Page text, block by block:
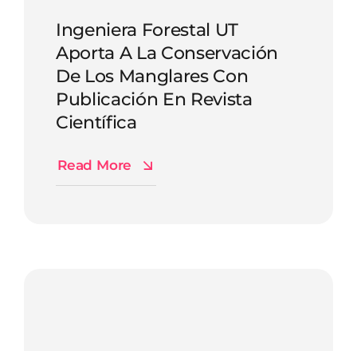
Ingeniera Forestal UT
Aporta A La Conservación
De Los Manglares Con
Publicación En Revista
Científica
Read More